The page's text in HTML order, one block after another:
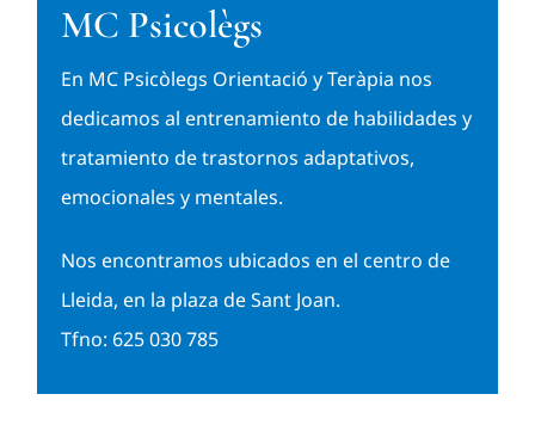
MC Psicolègs
En MC Psicòlegs Orientació y Teràpia nos
dedicamos al entrenamiento de habilidades y
tratamiento de trastornos adaptativos,
emocionales y mentales.
Nos encontramos ubicados en el centro de
Lleida, en la plaza de Sant Joan.
Tfno: 625 030 785